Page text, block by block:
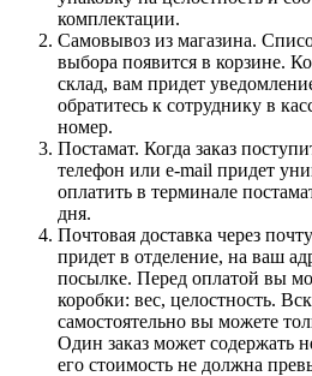
комплектации.
Самовывоз из магазина.
выбора появится в корзине.
склад, вам придет
обратитесь к сотруднику в
номер.
Постамат. Когда заказ
телефон или e-mail придет
оплатить в терминале
дня.
Почтовая доставка через
придет в отделение, на ваш
посылке. Перед оплатой вы
коробки: вес, целостность.
самостоятельно вы можете
Один заказ может содержать
его стоимость не должна